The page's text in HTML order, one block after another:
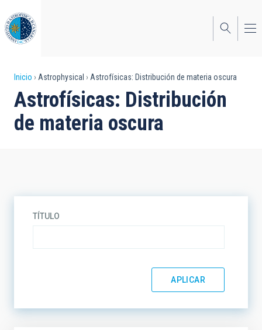
al
contenido
principal
Sobrescribir
enlaces
de
Inicio Astrophysical Astrofísicas: Distribución de materia oscura
Astrofísicas: Distribución
de materia oscura
TÍTULO